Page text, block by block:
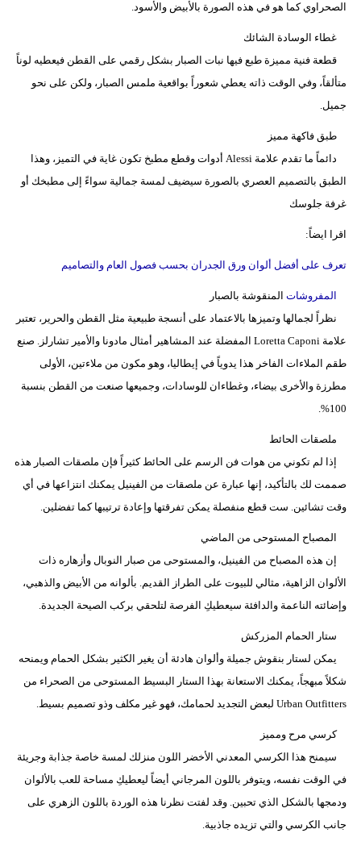
الصحراوي كما هو في هذه الصورة بالأبيض والأسود.
غطاء الوسادة الشائك
قطعة فنية مميزة طبع فيها نبات الصبار بشكل رقمي على القطن فيعطيه لوناً
متألقاً، وفي الوقت ذاته يعطي شعوراً بواقعية ملمس الصبار، ولكن على نحو
جميل.
طبق فاكهة مميز
دائماً ما تقدم علامة Alessi أدوات وقطع مطبخ تكون غاية في التميز، وهذا
الطبق بالتصميم العصري بالصورة سيضيف لمسة جمالية سواءً إلى مطبخك أو
غرفة جلوسك
اقرا ايضاً:
تعرف على أفضل ألوان ورق الجدران بحسب فصول العام والتصاميم
المفروشات المنقوشة بالصبار
نظراً لجمالها وتميزها بالاعتماد على أنسجة طبيعية مثل القطن والحرير، تعتبر
علامة Loretta Caponi المفضلة عند المشاهير أمثال مادونا والأمير تشارلز. صنع
طقم الملاءات الفاخر هذا يدوياً في إيطاليا، وهو مكون من ملاءتين، الأولى
مطرزة والأخرى بيضاء، وغطاءان للوسادات، وجميعها صنعت من القطن بنسبة
100%.
ملصقات الحائط
إذا لم تكوني من هوات فن الرسم على الحائط كثيراً فإن ملصقات الصبار هذه
صممت لك بالتأكيد، إنها عبارة عن ملصقات من الفينيل يمكنك انتزاعها في أي
وقت تشائين. ست قطع منفصلة يمكن تفرقتها وإعادة ترتيبها كما تفضلين.
المصباح المستوحى من الماضي
إن هذه المصباح من الفينيل، والمستوحى من صبار النوبال وأزهاره ذات
الألوان الزاهية، مثالي للبيوت على الطراز القديم. بألوانه من الأبيض والذهبي،
وإضائته الناعمة والدافئة سيعطيكِ الفرصة لتلحقي بركب الصيحة الجديدة.
ستار الحمام المزركش
يمكن لستار بنقوش جميلة وألوان هادئة أن يغير الكثير بشكل الحمام ويمنحه
شكلاً مبهجاً، يمكنك الاستعانة بهذا الستار البسيط المستوحى من الصحراء من
Urban Outfitters لبعض التجديد لحمامك، فهو غير مكلف وذو تصميم بسيط.
كرسي مرح ومميز
سيمنح هذا الكرسي المعدني الأخضر اللون منزلك لمسة خاصة جذابة وجريئة
في الوقت نفسه، ويتوفر باللون المرجاني أيضاً ليعطيكِ مساحة للعب بالألوان
ودمجها بالشكل الذي تحبين. وقد لفتت نظرنا هذه الوردة باللون الزهري على
جانب الكرسي والتي تزيده جاذبية.